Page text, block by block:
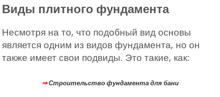
Виды плитного фундамента
Несмотря на то, что подобный вид основы
является одним из видов фундамента, но он
также имеет свои подвиды. Это такие, как:
⇒Строительство фундамента для бани